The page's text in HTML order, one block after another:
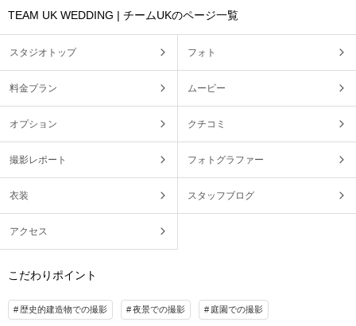
TEAM UK WEDDING | チームUKのページ一覧
スタジオトップ フォト
料金プラン ムービー
オプション クチコミ
撮影レポート フォトグラファー
衣装 スタッフブログ
アクセス
こだわりポイント
歴史的建造物での撮影 夜景での撮影 庭園での撮影